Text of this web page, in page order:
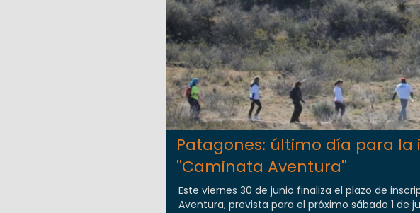
Patagones: último día para
''Caminata Aventura''
Este viernes 30 de junio finaliza el plazo de
Aventura, prevista para el próximo sábado 1 de